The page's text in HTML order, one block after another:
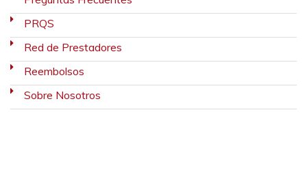
PRQS
Red de Prestadores
Reembolsos
Sobre Nosotros